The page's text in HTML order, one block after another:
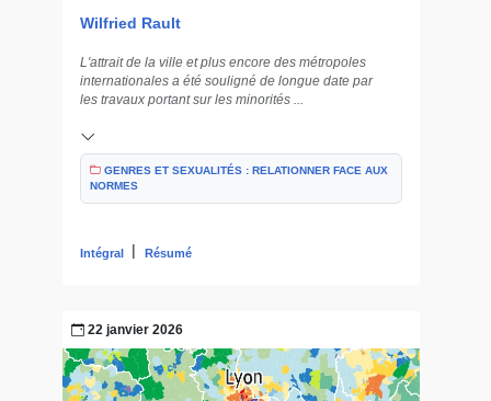
Wilfried Rault
L'attrait de la ville et plus encore des métropoles
internationales a été souligné de longue date par
les travaux portant sur les minorités ...
GENRES ET SEXUALITÉS : RELATIONNER FACE AUX
NORMES
Intégral | Résumé
22 janvier 2026